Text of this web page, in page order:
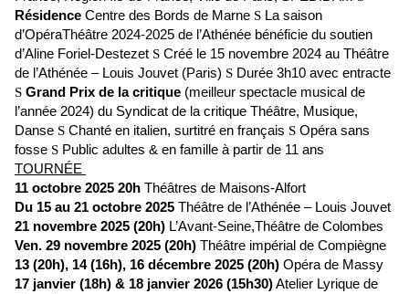
Résidence Centre des Bords de Marne S La saison
d’OpéraThéâtre 2024-2025 de l’Athénée bénéficie du soutien
d’Aline Foriel-Destezet S Créé le 15 novembre 2024 au Théâtre
de l’Athénée – Louis Jouvet (Paris) S Durée 3h10 avec entracte
S Grand Prix de la critique (meilleur spectacle musical de
l’année 2024) du Syndicat de la critique Théâtre, Musique,
Danse S Chanté en italien, surtitré en français S Opéra sans
fosse S Public adultes & en famille à partir de 11 ans
TOURNÉE
11 octobre 2025 20h Théâtres de Maisons-Alfort
Du 15 au 21 octobre 2025 Théâtre de l’Athénée – Louis Jouvet
21 novembre 2025 (20h) L’Avant-Seine,Théâtre de Colombes
Ven. 29 novembre 2025 (20h) Théâtre impérial de Compiègne
13 (20h), 14 (16h), 16 décembre 2025 (20h) Opéra de Massy
17 janvier (18h) & 18 janvier 2026 (15h30)Atelier Lyrique de